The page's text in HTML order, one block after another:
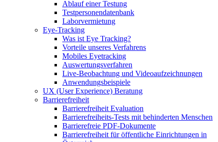
Ablauf einer Testung
Testpersonendatenbank
Laborvermietung
Eye-Tracking
Was ist Eye Tracking?
Vorteile unseres Verfahrens
Mobiles Eyetracking
Auswertungsverfahren
Live-Beobachtung und Videoaufzeichnungen
Anwendungsbeispiele
UX (User Experience) Beratung
Barrierefreiheit
Barrierefreiheit Evaluation
Barrierefreiheits-Tests mit behinderten Menschen
Barrierefreie PDF-Dokumente
Barrierefreiheit für öffentliche Einrichtungen in